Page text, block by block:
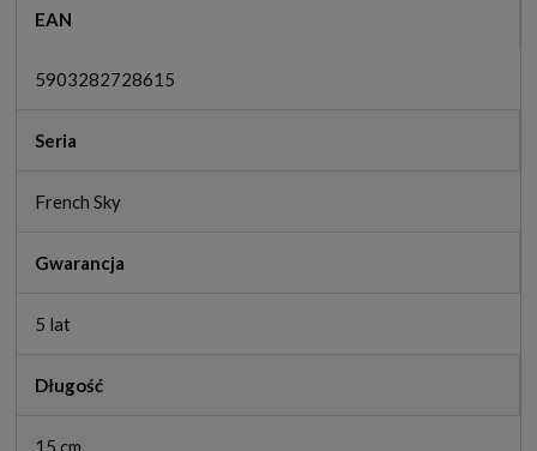
EAN
5903282728615
Seria
French Sky
Gwarancja
5 lat
Długość
15 cm